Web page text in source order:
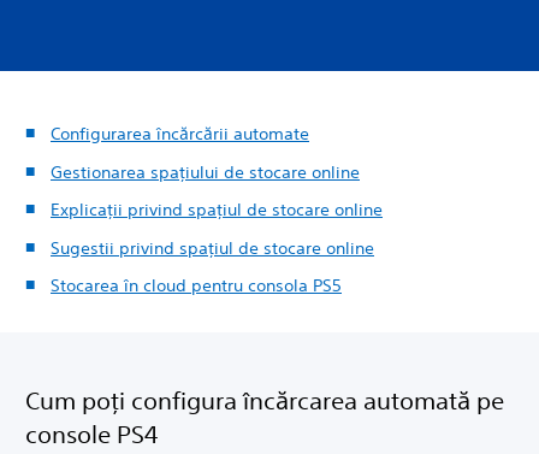
Configurarea încărcării automate
Gestionarea spațiului de stocare online
Explicații privind spațiul de stocare online
Sugestii privind spațiul de stocare online
Stocarea în cloud pentru consola PS5
Cum poți configura încărcarea automată pe
console PS4